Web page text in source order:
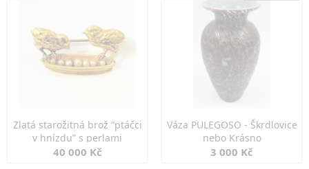
Zlatá starožitná brož “ptáčci
v hnízdu” s perlami
40 000 Kč
Váza PULEGOSO - Škrdlovice
nebo Krásno
3 000 Kč